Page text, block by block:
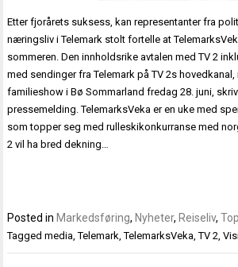
Etter fjorårets suksess, kan representanter fra
næringsliv i Telemark stolt fortelle at
sommeren. Den innholdsrike avtalen med TV 2
med sendinger fra Telemark på TV 2s
familieshow i Bø Sommarland fredag 28. juni,
pressemelding. TelemarksVeka er en uke med
som topper seg med rulleskikonkurranse med
2 vil ha bred dekning…
Posted in Markedsføring, Nyheter, Reiseliv,
Taggedmedia,Telemark,TelemarksVeka,TV 2,